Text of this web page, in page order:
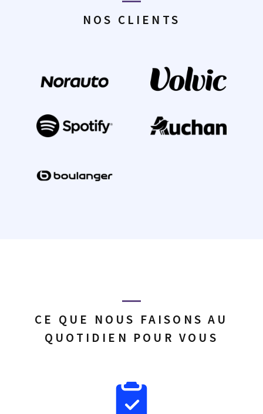
NOS CLIENTS
CE QUE NOUS FAISONS AU
QUOTIDIEN POUR VOUS